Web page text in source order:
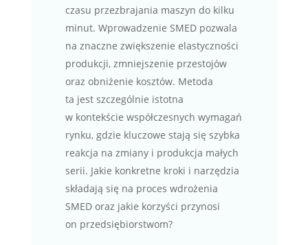
czasu przezbrajania maszyn do kilku
minut. Wprowadzenie SMED pozwala
na znaczne zwiększenie elastyczności
produkcji, zmniejszenie przestojów
oraz obniżenie kosztów. Metoda
ta jest szczególnie istotna
w kontekście współczesnych wymagań
rynku, gdzie kluczowe stają się szybka
reakcja na zmiany i produkcja małych
serii. Jakie konkretne kroki i narzędzia
składają się na proces wdrożenia
SMED oraz jakie korzyści przynosi
on przedsiębiorstwom?